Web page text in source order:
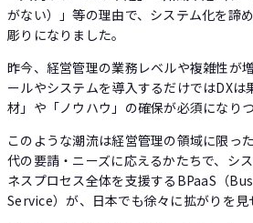
がない）」等の理由で、システム化を諦
彫りになりました。
昨今、経営管理の業務レベルや複雑性が
ールやシステムを導入するだけではDXは
材」や「ノウハウ」の確保が必須になりつ
このような潮流は経営管理の領域に限っ
代の要請・ニーズに応えるかたちで、シ
ネスプロセス全体を支援するBPaaS（
Service）が、日本でも徐々に拡がりを見